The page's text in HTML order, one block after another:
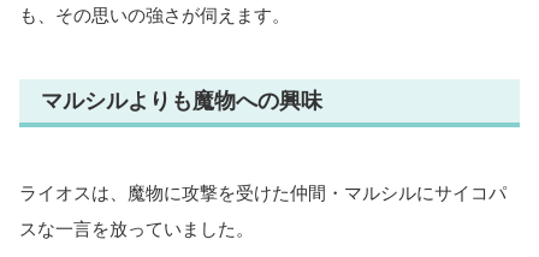
も、その思いの強さが伺えます。
マルシルよりも魔物への興味
ライオスは、魔物に攻撃を受けた仲間・マルシルにサイコパ
スな一言を放っていました。